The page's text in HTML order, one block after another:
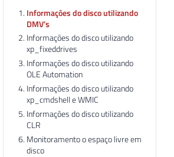
Informações do disco utilizando
DMV’s
Informações do disco utilizando
xp_fixeddrives
Informações do disco utilizando
OLE Automation
Informações do disco utilizando
xp_cmdshell e WMIC
Informações do disco utilizando
CLR
Monitoramento o espaço livre em
disco